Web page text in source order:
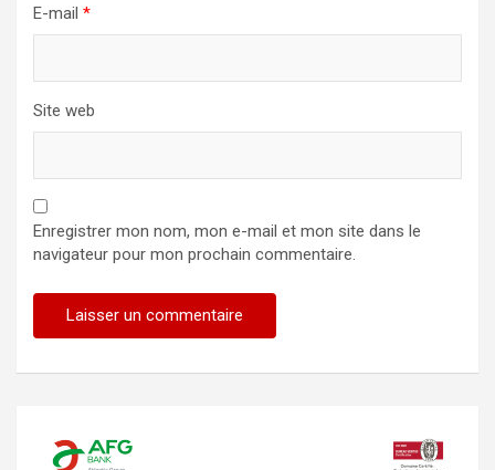
E-mail *
Site web
Enregistrer mon nom, mon e-mail et mon site dans le
navigateur pour mon prochain commentaire.